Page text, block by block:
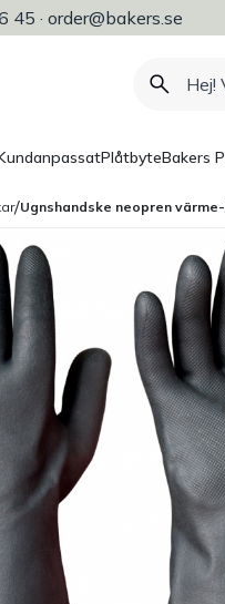
· order@bakers.se
konditori & restaurang
PlåtbyteBakers
/Ugnshandske neopren